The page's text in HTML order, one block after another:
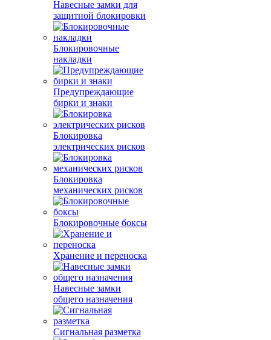
Навесные замки для
защитной блокировки
Блокировочные
накладки
Предупреждающие
бирки и знаки
Блокировка
электрических рисков
Блокировка
механических рисков
Блокировочные боксы
Хранение и переноска
Навесные замки
общего назначения
Сигнальная разметка